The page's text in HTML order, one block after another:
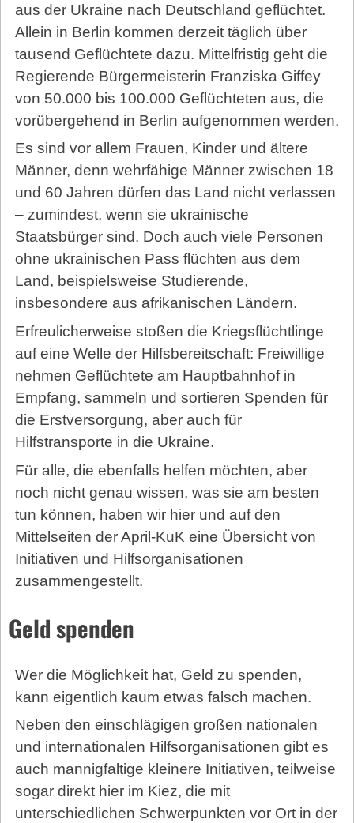
aus der Ukraine nach Deutschland geflüchtet.
Allein in Berlin kommen derzeit täglich über
tausend Geflüchtete dazu. Mittelfristig geht die
Regierende Bürgermeisterin Franziska Giffey
von 50.000 bis 100.000 Geflüchteten aus, die
vorübergehend in Berlin aufgenommen werden.
Es sind vor allem Frauen, Kinder und ältere
Männer, denn wehrfähige Männer zwischen 18
und 60 Jahren dürfen das Land nicht verlassen
– zumindest, wenn sie ukrainische
Staatsbürger sind. Doch auch viele Personen
ohne ukrainischen Pass flüchten aus dem
Land, beispielsweise Studierende,
insbesondere aus afrikanischen Ländern.
Erfreulicherweise stoßen die Kriegsflüchtlinge
auf eine Welle der Hilfsbereitschaft: Freiwillige
nehmen Geflüchtete am Hauptbahnhof in
Empfang, sammeln und sortieren Spenden für
die Erstversorgung, aber auch für
Hilfstransporte in die Ukraine.
Für alle, die ebenfalls helfen möchten, aber
noch nicht genau wissen, was sie am besten
tun können, haben wir hier und auf den
Mittelseiten der April-KuK eine Übersicht von
Initiativen und Hilfsorganisationen
zusammengestellt.
Geld spenden
Wer die Möglichkeit hat, Geld zu spenden,
kann eigentlich kaum etwas falsch machen.
Neben den einschlägigen großen nationalen
und internationalen Hilfsorganisationen gibt es
auch mannigfaltige kleinere Initiativen, teilweise
sogar direkt hier im Kiez, die mit
unterschiedlichen Schwerpunkten vor Ort in der